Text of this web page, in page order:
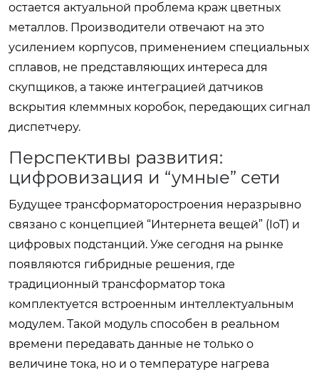
остается актуальной проблема краж цветных
металлов. Производители отвечают на это
усилением корпусов, применением специальных
сплавов, не представляющих интереса для
скупщиков, а также интеграцией датчиков
вскрытия клеммных коробок, передающих сигнал
диспетчеру.
Перспективы развития:
цифровизация и “умные” сети
Будущее трансформаторостроения неразрывно
связано с концепцией “Интернета вещей” (IoT) и
цифровых подстанций. Уже сегодня на рынке
появляются гибридные решения, где
традиционный трансформатор тока
комплектуется встроенным интеллектуальным
модулем. Такой модуль способен в реальном
времени передавать данные не только о
величине тока, но и о температуре нагрева